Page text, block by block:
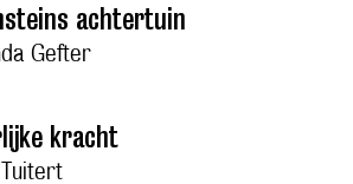
achtertuin
Gefter
kracht